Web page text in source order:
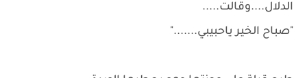
الدلال....وقالت.....
"صباح الخير ياحبيبي......."